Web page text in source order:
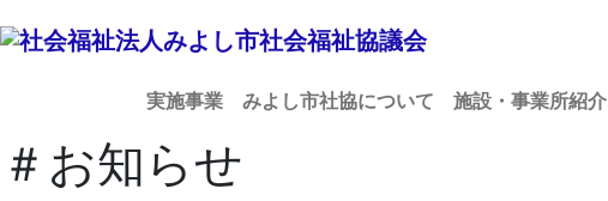
実施事業 みよし市社協について 施設・事業所紹介
＃お知らせ